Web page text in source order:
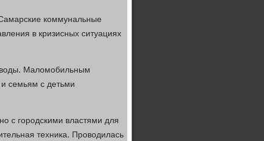
коммунальные
в кризисных ситуациях
воды. Маломобильным
семьям с детьми
с городскими властями для
техника. Проводилась